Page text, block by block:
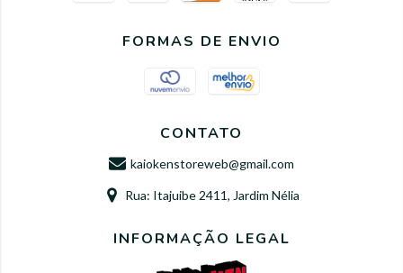
FORMAS DE ENVIO
CONTATO
kaiokenstoreweb@gmail.com
Rua: Itajuibe 2411, Jardim Nélia
INFORMAÇÃO LEGAL